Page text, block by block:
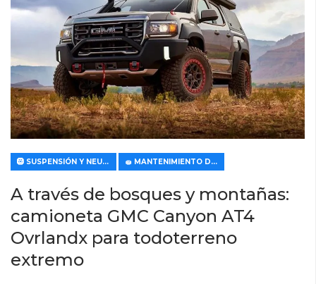
🛞 SUSPENSIÓN Y NEUMÁTICOS 🧽 MANTENIMIENTO DE COCHES
A través de bosques y montañas:
camioneta GMC Canyon AT4
Ovrlandx para todoterreno
extremo